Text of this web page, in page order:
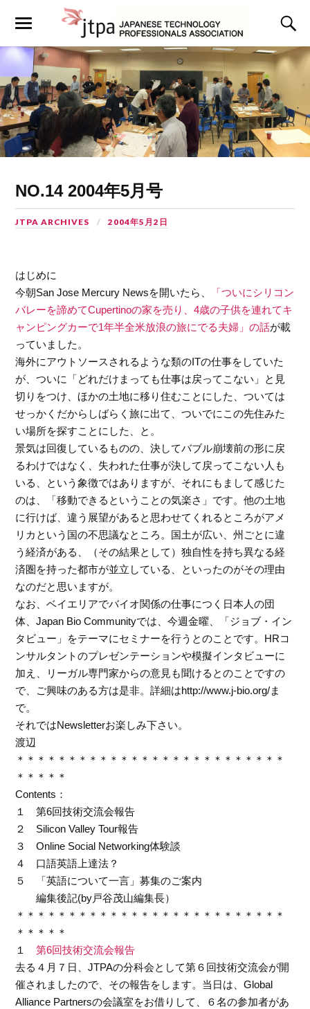
NO.14 2004年5月号
JTPA ARCHIVES 2004年5月2日
はじめに
今朝San Jose Mercury Newsを開いたら、
「ついにシリコン
バレーを諦めてCupertinoの家を売り、4歳の子供を連れてキ
ャンピングカーで1年半全米放浪の旅にでる夫婦」の話が載
っていました。
海外にアウトソースされるような類のITの仕事をしていた
が、ついに「どれだけまっても仕事は戻ってこない」と見
切りをつけ、ほかの土地に移り住むことにした、ついては
せっかくだからしばらく旅に出て、ついでにこの先住みた
い場所を探すことにした、と。
景気は回復しているものの、決してバブル崩壊前の形に戻
るわけではなく、失われた仕事が決して戻ってこない人も
いる、という象徴ではありますが、それにもまして感じた
のは、「移動できるということの気楽さ」です。他の土地
に行けば、違う展望があると思わせてくれるところがアメ
リカという国の不思議なところ。国土が広い、州ごとに違
う経済がある、（その結果として）独自性を持ち異なる経
済圏を持った都市が並立している、といったのがその理由
なのだと思いますが。
なお、ベイエリアでバイオ関係の仕事につく日本人の団
体、Japan Bio Communityでは、今週金曜、「ジョブ・イン
タビュー」をテーマにセミナーを行うとのことです。HRコ
ンサルタントのプレゼンテーションや模擬インタビューに
加え、リーガル専門家からの意見も聞けるとのことですの
で、ご興味のある方は是非。詳細はhttp://www.j-bio.org/ま
で。
それではNewsletterお楽しみ下さい。
渡辺
＊＊＊＊＊＊＊＊＊＊＊＊＊＊＊＊＊＊＊＊＊＊＊＊＊＊
＊＊＊＊＊
Contents：
１ 第6回技術交流会報告
２ Silicon Valley Tour報告
３ Online Social Networking体験談
４ 口語英語上達法？
５ 「英語について一言」募集のご案内
編集後記(by戸谷茂山編集長）
＊＊＊＊＊＊＊＊＊＊＊＊＊＊＊＊＊＊＊＊＊＊＊＊＊＊
＊＊＊＊＊
１第6回技術交流会報告
去る４月７日、JTPAの分科会として第６回技術交流会が開
催されましたので、その報告をします。当日は、Global
Alliance Partnersの会議室をお借りして、６名の参加者があ